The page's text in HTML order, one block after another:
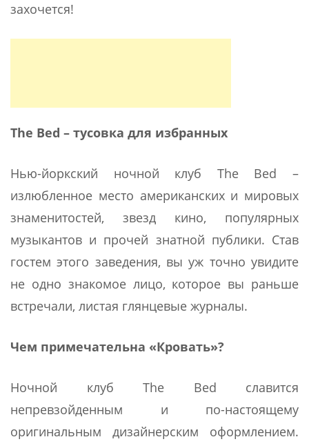
захочется!
The Bed – тусовка для избранных
Нью-йоркский ночной клуб The Bed –
излюбленное место американских и мировых
знаменитостей, звезд кино, популярных
музыкантов и прочей знатной публики. Став
гостем этого заведения, вы уж точно увидите
не одно знакомое лицо, которое вы раньше
встречали, листая глянцевые журналы.
Чем примечательна «Кровать»?
Ночной клуб The Bed славится
непревзойденным и по-настоящему
оригинальным дизайнерским оформлением.